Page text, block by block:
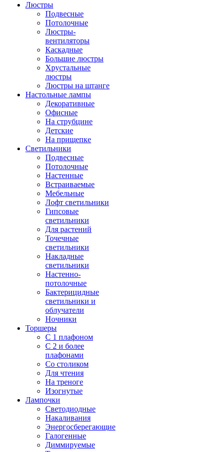
Люстры
Подвесные
Потолочные
Люстры-
вентиляторы
Каскадные
Большие люстры
Хрустальные
люстры
Люстры на штанге
Настольные лампы
Декоративные
Офисные
На струбцине
Детские
На прищепке
Светильники
Подвесные
Потолочные
Настенные
Встраиваемые
Мебельные
Лофт светильники
Гипсовые
светильники
Для растений
Точечные
светильники
Накладные
светильники
Настенно-
потолочные
Бактерицидные
светильники и
облучатели
Ночники
Торшеры
С 1 плафоном
С 2 и более
плафонами
Со столиком
Для чтения
На треноге
Изогнутые
Лампочки
Светодиодные
Накаливания
Энергосберегающие
Галогенные
Диммируемые